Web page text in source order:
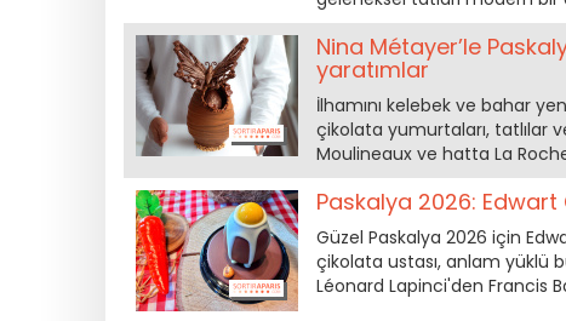
Nina Métayer’le
yaratımlar
İlhamını kelebek ve bahar
çikolata yumurtaları, tatlılar
Moulineaux ve hatta La
Paskalya 2026: Edwart
Güzel Paskalya 2026 için
çikolata ustası, anlam yüklü
Léonard Lapinci'den Francis